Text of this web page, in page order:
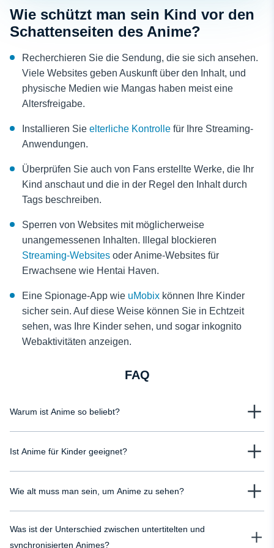
Wie schützt man sein Kind vor den
Schattenseiten des Anime?
Recherchieren Sie die Sendung, die sie sich ansehen.
Viele Websites geben Auskunft über den Inhalt, und
physische Medien wie Mangas haben meist eine
Altersfreigabe.
Installieren Sie elterliche Kontrolle für Ihre Streaming-
Anwendungen.
Überprüfen Sie auch von Fans erstellte Werke, die Ihr
Kind anschaut und die in der Regel den Inhalt durch
Tags beschreiben.
Sperren von Websites mit möglicherweise
unangemessenen Inhalten. Illegal blockieren
Streaming-Websites oder Anime-Websites für
Erwachsene wie Hentai Haven.
Eine Spionage-App wie uMobix können Ihre Kinder
sicher sein. Auf diese Weise können Sie in Echtzeit
sehen, was Ihre Kinder sehen, und sogar inkognito
Webaktivitäten anzeigen.
FAQ
Warum ist Anime so beliebt?
Animationstricks, Geschichten, Figuren und Waren beliebt. Ein weiterer
daher müssen Sie wachsam sein, wenn Ihr Kind Anime mag.
Ist Anime für Kinder geeignet?
umfangreiches Genre, mit Animationen für Kinder bis hin zu Erwachsenen.
Wie alt muss man sein, um Anime zu sehen?
Mindestaltersempfehlung. Viele Shonen-Anime-Serien, die bei Jungen im
Teenageralter beliebt sind, können ab 13 Jahren geeignet sein. Es gibt
Was ist der Unterschied zwischen untertitelten und
synchronisierten Animes?